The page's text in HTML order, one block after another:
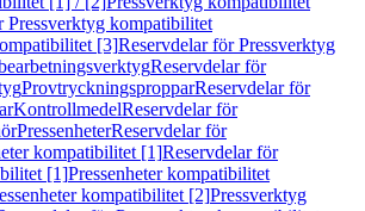
Pressverktyg kompatibilitet
[3]Reservdelar för Pressverktyg
Reservdelar för
ProvtryckningspropparReservdelar för
KontrollmedelReservdelar för
PressenheterReservdelar för
kompatibilitet [1]Reservdelar för
[1]Pressenheter kompatibilitet
kompatibilitet [2]Pressverktyg